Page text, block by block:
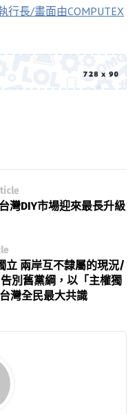
行長/畫面由COMPUTEX
灣DIY市場迎來最長升級
立 兩岸互不隸屬的現況/
別舊黨綱，以「主權獨
灣全民最大共識